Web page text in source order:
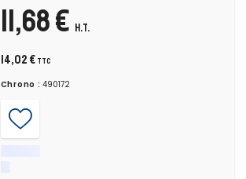
11,68 € H.T.
14,02 € TTC
Chrono : 490172